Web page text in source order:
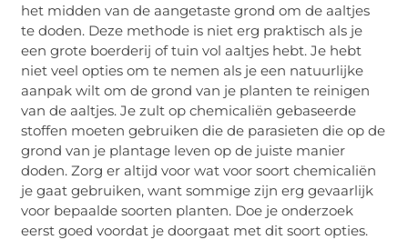
het midden van de aangetaste grond om de aaltjes
te doden. Deze methode is niet erg praktisch als je
een grote boerderij of tuin vol aaltjes hebt. Je hebt
niet veel opties om te nemen als je een natuurlijke
aanpak wilt om de grond van je planten te reinigen
van de aaltjes. Je zult op chemicaliën gebaseerde
stoffen moeten gebruiken die de parasieten die op de
grond van je plantage leven op de juiste manier
doden. Zorg er altijd voor wat voor soort chemicaliën
je gaat gebruiken, want sommige zijn erg gevaarlijk
voor bepaalde soorten planten. Doe je onderzoek
eerst goed voordat je doorgaat met dit soort opties.